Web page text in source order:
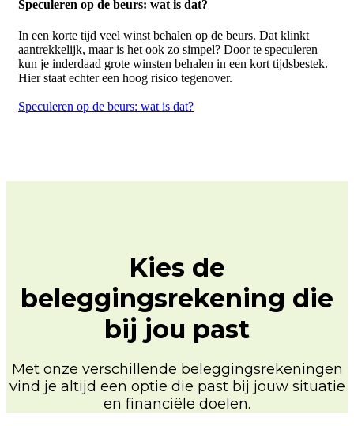
Speculeren op de beurs: wat is dat?
In een korte tijd veel winst behalen op de beurs. Dat klinkt
aantrekkelijk, maar is het ook zo simpel? Door te speculeren
kun je inderdaad grote winsten behalen in een kort tijdsbestek.
Hier staat echter een hoog risico tegenover.
Speculeren op de beurs: wat is dat?
Kies de
beleggingsrekening die
bij jou past
Met onze verschillende beleggingsrekeningen
vind je altijd een optie die past bij jouw situatie
en financiële doelen.